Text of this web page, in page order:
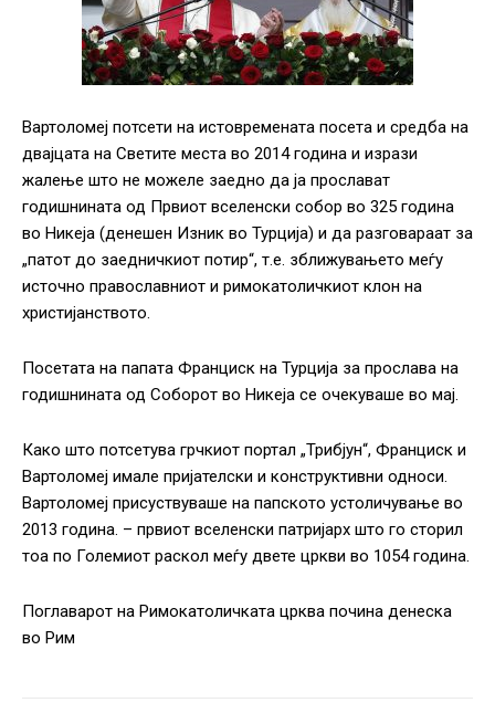
Вартоломеј потсети на истовремената посета и средба на
двајцата на Светите места во 2014 година и изрази
жалење што не можеле заедно да ја прослават
годишнината од Првиот вселенски собор во 325 година
во Никеја (денешен Изник ​​во Турција) и да разговараат за
„патот до заедничкиот потир“, т.е. зближувањето меѓу
источно православниот и римокатоличкиот клон на
христијанството.
Посетата на папата Франциск на Турција за прослава на
годишнината од Соборот во Никеја се очекуваше во мај.
Како што потсетува грчкиот портал „Трибјун“, Франциск и
Вартоломеј имале пријателски и конструктивни односи.
Вартоломеј присуствуваше на папското устоличување во
2013 година. – првиот вселенски патријарх што го сторил
тоа по Големиот раскол меѓу двете цркви во 1054 година.
Поглаварот на Римокатоличката црква почина денеска
во Рим